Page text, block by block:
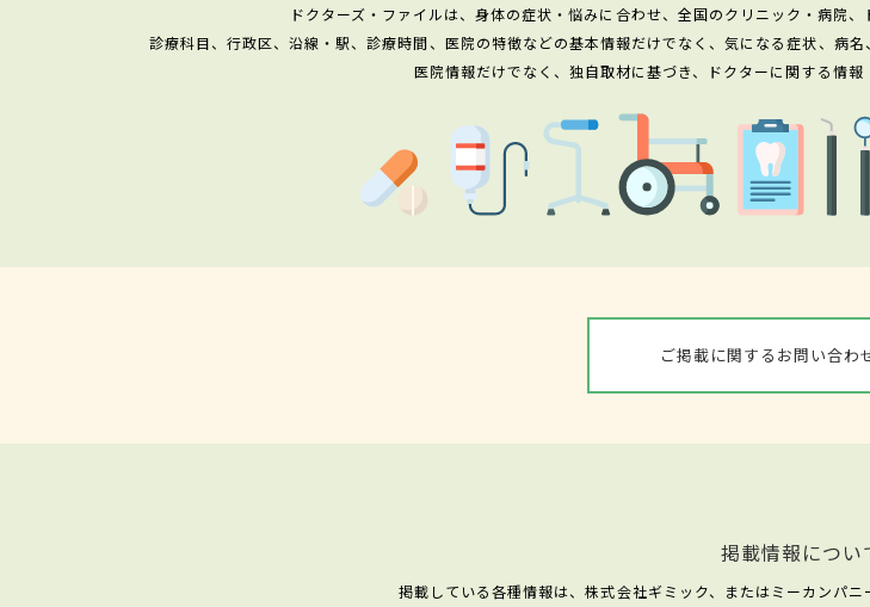
ドクターズ・ファイルは、身体の症状・悩みに合わせ、全国のクリニック・病院
診療科目、行政区、沿線・駅、診療時間、医院の特徴などの基本情報だけでなく、気になる症状、病
医院情報だけでなく、独自取材に基づき、ドクターに関する情報
ご掲載に関するお問い合わ
掲載情報につい
掲載している各種情報は、株式会社ギミック、またはミーカンパニ